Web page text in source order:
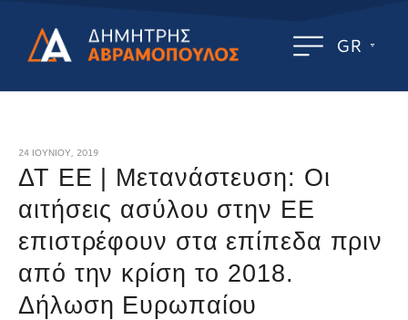
GR
24 ΙΟΥΝΊΟΥ, 2019
ΔΤ ΕΕ | Μετανάστευση: Οι
αιτήσεις ασύλου στην ΕΕ
επιστρέφουν στα επίπεδα πριν
από την κρίση το 2018.
Δήλωση Ευρωπαίου